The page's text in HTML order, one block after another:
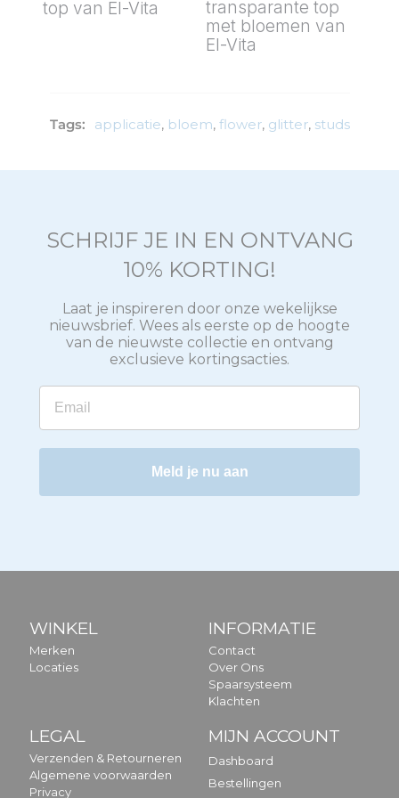
top van El-Vita
optie
productpagina
transparante top
met bloemen van
El-Vita
variaties.
op
de
productpagina
Tags: applicatie, bloem, flower, glitter, studs
SCHRIJF JE IN EN ONTVANG
10% KORTING!
Laat je inspireren door onze wekelijkse
nieuwsbrief. Wees als eerste op de hoogte
van de nieuwste collectie en ontvang
exclusieve kortingsacties.
Email
Meld je nu aan
WINKEL
Merken
Locaties
INFORMATIE
Contact
Over Ons
Spaarsysteem
Klachten
LEGAL
Verzenden & Retourneren
Algemene voorwaarden
Privacy
MIJN ACCOUNT
Dashboard
Bestellingen